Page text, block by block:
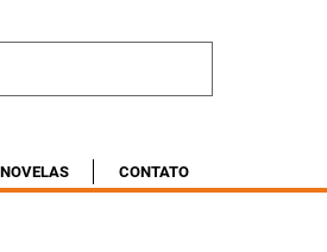
NOVELAS CONTATO